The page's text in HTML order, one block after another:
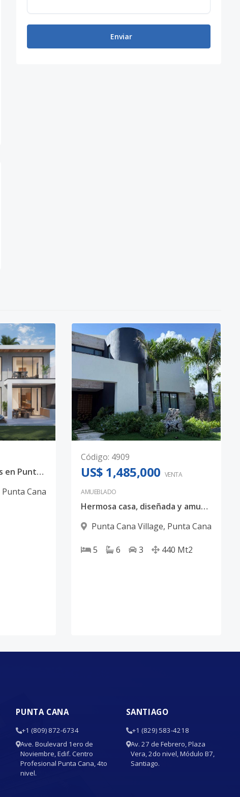
Enviar
Villa de 4 habitaciones en Punta Cana Village
Punta Cana
Código: 4909
US$ 1,485,000 VENTA
AMUEBLADO
Hermosa casa, diseñada y amueblada minuciosamente
Punta Cana Village, Punta Cana
5 6 3 440 Mt2
PUNTA CANA
+1 (809) 872-6734
Ave. Boulevard 1ero de
Noviembre, Edif. Centro
Profesional Punta Cana, 4to
nivel.
SANTIAGO
+1 (829) 583-4218
Av. 27 de Febrero, Plaza
Vera, 2do nivel, Módulo B7,
Santiago.